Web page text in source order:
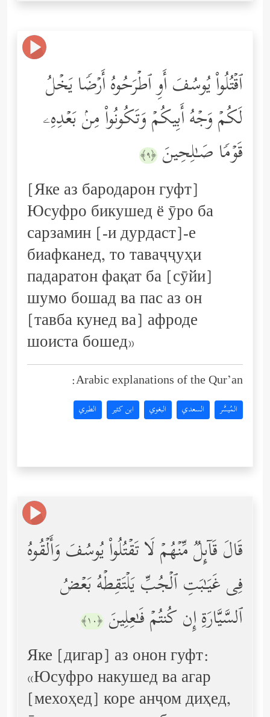
ٱقۡتُلُواْ یُوسُفَ أَوِ ٱطۡرَحُوهُ أَرۡضࣰا یَخۡلُ
لَكُمۡ وَجۡهُ أَبِیكُمۡ وَتَكُونُواْ مِنۢ بَعۡدِهِۦ
قَوۡمࣰا صَـٰلِحِینَ ﴿٩﴾
[Яке аз бародарон гуфт]
Юсуфро бикушед ё ӯро ба
сарзамин [-и дурдаст]-е
биафканед, то таваҷҷуҳи
падаратон фақат ба [сӯйи]
шумо бошад ва пас аз он
[тавба кунед ва] афроде
шоиста бошед»
Arabic explanations of the Qur’an:
المُيسَّر السعدي البغوي ابن كثير الطبري
قَالَ قَاۤىِٕلࣱ مِّنۡهُمۡ لَا تَقۡتُلُواْ یُوسُفَ وَأَلۡقُوهُ
فِی غَیَـٰبَتِ ٱلۡجُبِّ یَلۡتَقِطۡهُ بَعۡضُ
ٱلسَّیَّارَةِ إِن كُنتُمۡ فَـٰعِلِینَ ﴿١٠﴾
Яке [дигар] аз онон гуфт:
«Юсуфро накушед ва агар
[мехоҳед] коре анҷом диҳед,